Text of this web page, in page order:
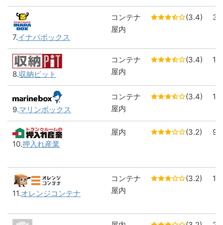
7.イナバボックス
コンテナ
屋内
(3.4)
8.収納ピット
コンテナ
屋内
(3.4) 18
9.マリンボックス
コンテナ
屋内
(3.4) 1
10.押入れ産業
屋内 (3.2) 9
11.オレンジコンテナ
コンテナ
屋内
(3.2) 19